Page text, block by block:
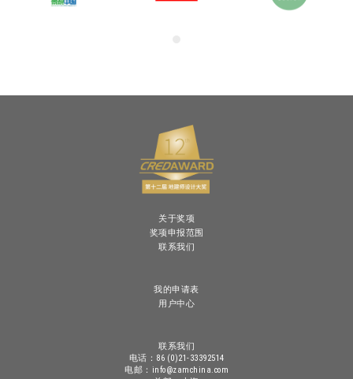
关于奖项
奖项申报范围
联系我们
我的申请表
用户中心
联系我们
电话：86 (0)21-33392514
电邮：info@zamchina.com